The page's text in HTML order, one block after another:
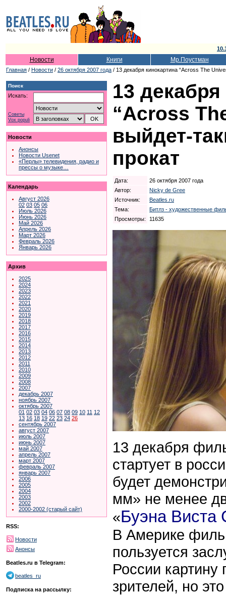
Новости Книги Мр.Поустман
Главная / Новости / 26 октября 2007 года / 13 декабря кинокартина “Across The
Поиск
Искать:
Советы
Vox populi
Новости
Анонсы
Новости Usenet
«Перлы» телевидения, радио и
прессы о музыке…
Календарь
Август 2026
02 03 05 06
Июль 2026
Июнь 2026
Май 2026
Апрель 2026
Март 2026
Февраль 2026
Январь 2026
Архив
2025
2024
2023
2022
2021
2020
2019
2018
2017
2016
2015
2014
2013
2012
2011
2010
2009
2008
2007
декабрь 2007
ноябрь 2007
октябрь 2007
01 02 03 04 06 07 08 09 10 11 12
13 16 18 19 22 23 24 26
сентябрь 2007
август 2007
июль 2007
июнь 2007
май 2007
апрель 2007
март 2007
февраль 2007
январь 2007
2006
2005
2004
2003
2002
2000-2002 (старый сайт)
RSS:
Новости
Анонсы
Beatles.ru в Telegram:
beatles_ru
Подписка на рассылку:
13
“Across
выйдет-
прокат
Дата:
26 октября 2007 года
Автор:
Nicky de Gree
Источник:
Beatles.ru
Тема:
Битлз - художественные
Просмотры:
11635
13 декабря
стартует в
будет
мм» не менее
«Буэна Виста
В Америке
пользуется
России
зрителей, но